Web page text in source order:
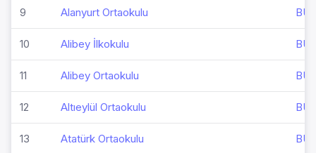
9 Alanyurt Ortaokulu
10 Alibey İlkokulu
11 Alibey Ortaokulu
12 Altıeylül Ortaokulu
13 Atatürk Ortaokulu